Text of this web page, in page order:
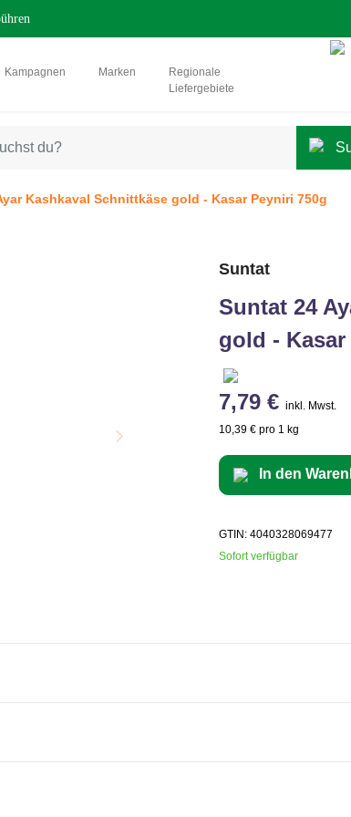
Kampagnen Marken
Regionale
Liefergebiete
Kashkaval Schnittkäse gold - Kasar Peyniri 750g
Suntat
Suntat 24
gold -
7,79 € inkl. Mwst.
10,39 € pro 1 kg
In den
GTIN: 4040328069477
Sofort verfügbar